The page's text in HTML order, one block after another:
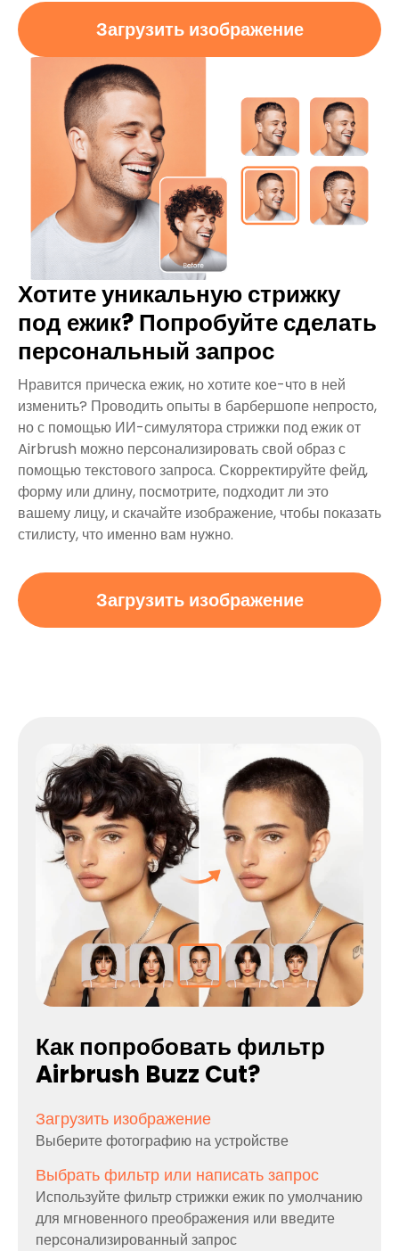
Загрузить изображение
Хотите уникальную стрижку
под ежик? Попробуйте сделать
персональный запрос
Нравится прическа ежик, но хотите кое-что в ней
изменить? Проводить опыты в барбершопе непросто,
но с помощью ИИ-симулятора стрижки под ежик от
Airbrush можно персонализировать свой образ с
помощью текстового запроса. Скорректируйте фейд,
форму или длину, посмотрите, подходит ли это
вашему лицу, и скачайте изображение, чтобы показать
стилисту, что именно вам нужно.
Загрузить изображение
Как попробовать фильтр
Airbrush Buzz Cut?
Загрузить изображение
Выберите фотографию на устройстве
Выбрать фильтр или написать запрос
Используйте фильтр стрижки ежик по умолчанию
для мгновенного преображения или введите
персонализированный запрос